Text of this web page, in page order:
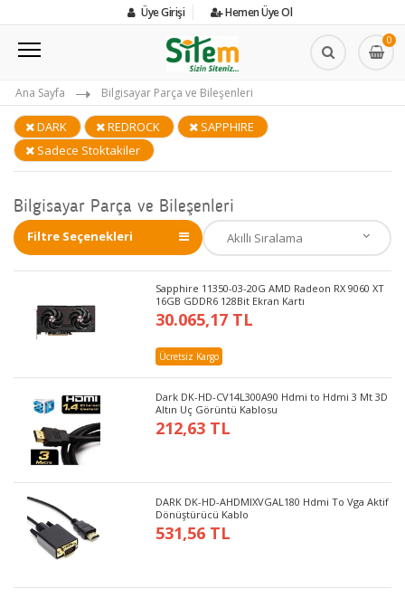
Üye Girişi Hemen Üye Ol
0
Ana Sayfa Bilgisayar Parça ve Bileşenleri
DARK REDROCK
SAPPHIRE
Sadece Stoktakiler
Bilgisayar Parça ve Bileşenleri
Filtre Seçenekleri
Sapphire 11350-03-20G AMD Radeon RX 9060 XT
16GB GDDR6 128Bit Ekran Kartı
30.065,17 TL
Ücretsiz Kargo
Dark DK-HD-CV14L300A90 Hdmi to Hdmi 3 Mt 3D
Altın Uç Görüntü Kablosu
212,63 TL
DARK DK-HD-AHDMIXVGAL180 Hdmi To Vga Aktif
Dönüştürücü Kablo
531,56 TL